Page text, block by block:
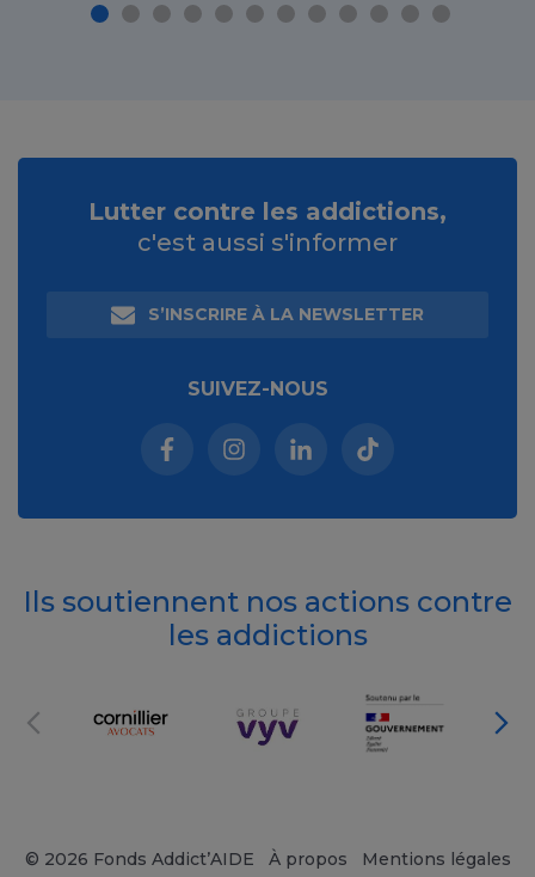
Lutter contre les addictions,
c'est aussi s'informer
S’INSCRIRE À LA NEWSLETTER
SUIVEZ-NOUS
Facebook (nouvelle fenêtre)
Instagram (nouvelle fenêtre)
Linkedin (nouvelle
Tiktok (nouvelle
Ils soutiennent nos actions contre
les addictions
© 2026 Fonds Addict’AIDE À propos Mentions légales